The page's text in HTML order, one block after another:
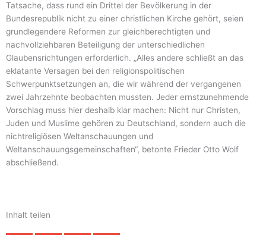
Tatsache, dass rund ein Drittel der Bevölkerung in der
Bundesrepublik nicht zu einer christlichen Kirche gehört, seien
grundlegendere Reformen zur gleichberechtigten und
nachvollziehbaren Beteiligung der unterschiedlichen
Glaubensrichtungen erforderlich. „Alles andere schließt an das
eklatante Versagen bei den religionspolitischen
Schwerpunktsetzungen an, die wir während der vergangenen
zwei Jahrzehnte beobachten mussten. Jeder ernstzunehmende
Vorschlag muss hier deshalb klar machen: Nicht nur Christen,
Juden und Muslime gehören zu Deutschland, sondern auch die
nichtreligiösen Weltanschauungen und
Weltanschauungsgemeinschaften“, betonte Frieder Otto Wolf
abschließend.
Inhalt teilen